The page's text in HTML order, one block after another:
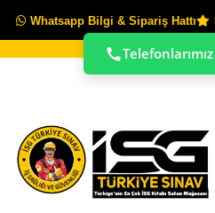
Whatsapp Bilgi & Sipariş Hattı